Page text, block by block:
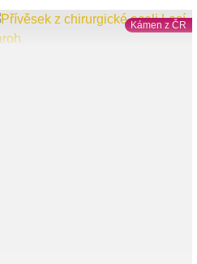
Kámen z ČR